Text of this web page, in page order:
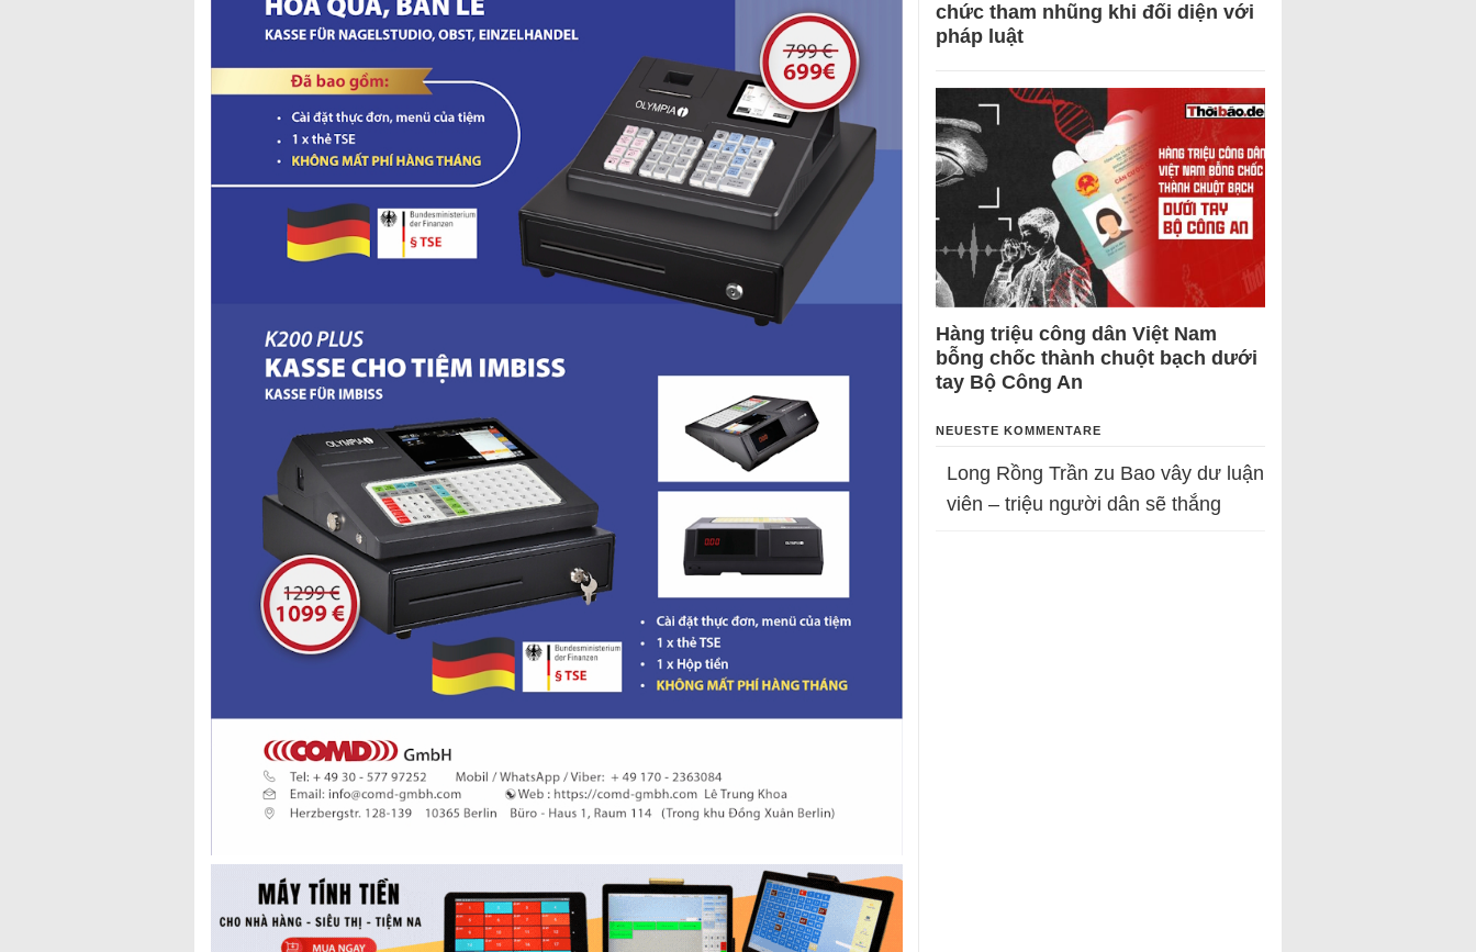
chức tham nhũng khi đối diện với
pháp luật
Hàng triệu công dân Việt Nam
bỗng chốc thành chuột bạch dưới
tay Bộ Công An
NEUESTE KOMMENTARE
Long Rồng Trần zu Bao vây dư luận
viên – triệu người dân sẽ thắng